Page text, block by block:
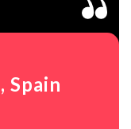
, Spain